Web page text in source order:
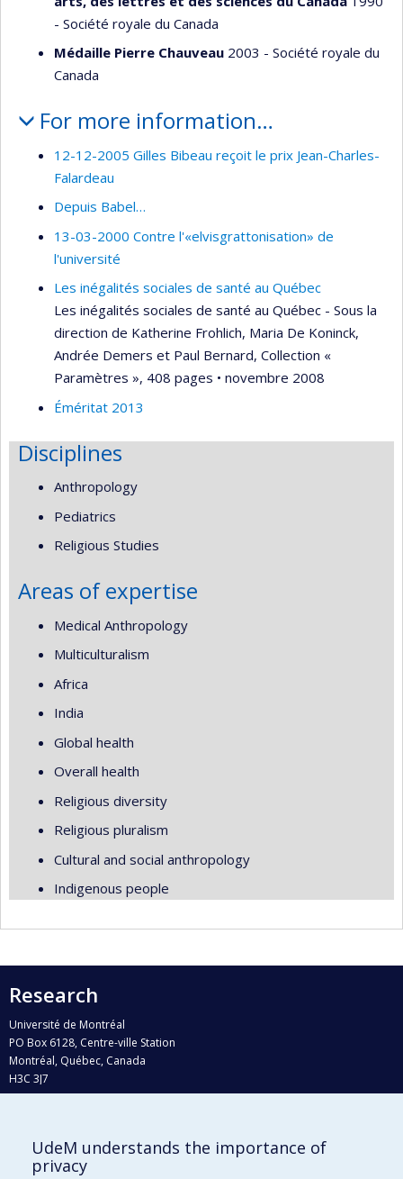
- Société royale du Canada
Médaille Pierre Chauveau 2003 - Société royale du
Canada
For more information…
12-12-2005 Gilles Bibeau reçoit le prix Jean-Charles-
Falardeau
Depuis Babel…
13-03-2000 Contre l'«elvisgrattonisation» de
l'université
Les inégalités sociales de santé au Québec
Les inégalités sociales de santé au Québec - Sous la
direction de Katherine Frohlich, Maria De Koninck,
Andrée Demers et Paul Bernard, Collection «
Paramètres », 408 pages • novembre 2008
Éméritat 2013
Disciplines
Anthropology
Pediatrics
Religious Studies
Areas of expertise
Medical Anthropology
Multiculturalism
Africa
India
Global health
Overall health
Religious diversity
Religious pluralism
Cultural and social anthropology
Indigenous people
Research
Université de Montréal
PO Box 6128, Centre-ville Station
Montréal, Québec, Canada
H3C 3J7
Who does what?
UdeM understands the importance of
privacy